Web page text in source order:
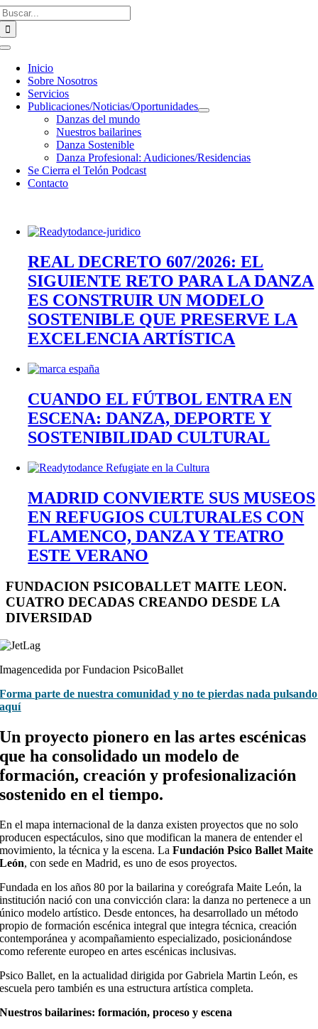
Saltar
al
contenido
Toggle
Navigation
Inicio
Sobre Nosotros
Servicios
Publicaciones/Noticias/Oportunidades
Danzas del mundo
Nuestros bailarines
Danza Sostenible
Danza Profesional: Audiciones/Residencias
Se Cierra el Telón Podcast
Contacto
REAL DECRETO 607/2026: EL
SIGUIENTE RETO PARA LA DANZA
ES CONSTRUIR UN MODELO
SOSTENIBLE QUE PRESERVE LA
EXCELENCIA ARTÍSTICA
CUANDO EL FÚTBOL ENTRA EN
ESCENA: DANZA, DEPORTE Y
SOSTENIBILIDAD CULTURAL
MADRID CONVIERTE SUS MUSEOS
EN REFUGIOS CULTURALES CON
FLAMENCO, DANZA Y TEATRO
ESTE VERANO
FUNDACION PSICOBALLET MAITE LEON.
CUATRO DECADAS CREANDO DESDE LA
DIVERSIDAD
Imagencedida por Fundacion PsicoBallet
Forma parte de nuestra comunidad y no te pierdas nada pulsando
aquí
Un proyecto pionero en las artes escénicas
que ha consolidado un modelo de
formación, creación y profesionalización
sostenido en el tiempo.
En el mapa internacional de la danza existen proyectos que no solo
producen espectáculos, sino que modifican la manera de entender el
movimiento, la técnica y la escena. LaFundación Psico Ballet Maite
León, con sede en Madrid, es uno de esos proyectos.
Fundada en los años 80 por la bailarina y coreógrafa Maite León, la
institución nació con una convicción clara: la danza no pertenece a un
único modelo artístico. Desde entonces, ha desarrollado un método
propio de formación escénica integral que integra técnica, creación
contemporánea y acompañamiento especializado, posicionándose
como referente europeo en artes escénicas inclusivas.
Psico Ballet, en la actualidad dirigida por Gabriela Martin León, es
escuela pero también es una estructura artística completa.
Nuestros bailarines: formación, proceso y escena